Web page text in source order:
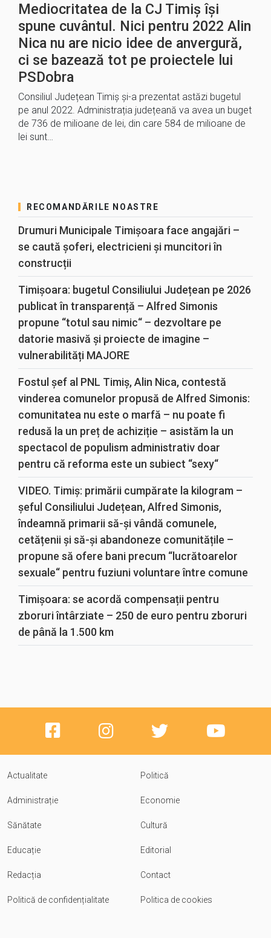
Mediocritatea de la CJ Timiș își
spune cuvântul. Nici pentru 2022 Alin
Nica nu are nicio idee de anvergură,
ci se bazează tot pe proiectele lui
PSDobra
Consiliul Județean Timiș și-a prezentat astăzi bugetul
pe anul 2022. Administrația județeană va avea un buget
de 736 de milioane de lei, din care 584 de milioane de
lei sunt…
RECOMANDĂRILE NOASTRE
Drumuri Municipale Timișoara face angajări –
se caută șoferi, electricieni și muncitori în
construcții
Timișoara: bugetul Consiliului Județean pe 2026
publicat în transparență – Alfred Simonis
propune “totul sau nimic“ – dezvoltare pe
datorie masivă și proiecte de imagine –
vulnerabilități MAJORE
Fostul șef al PNL Timiș, Alin Nica, contestă
vinderea comunelor propusă de Alfred Simonis:
comunitatea nu este o marfă – nu poate fi
redusă la un preț de achiziție – asistăm la un
spectacol de populism administrativ doar
pentru că reforma este un subiect “sexy“
VIDEO. Timiș: primării cumpărate la kilogram –
șeful Consiliului Județean, Alfred Simonis,
îndeamnă primarii să-și vândă comunele,
cetățenii și să-și abandoneze comunitățile –
propune să ofere bani precum “lucrătoarelor
sexuale“ pentru fuziuni voluntare între comune
Timișoara: se acordă compensații pentru
zboruri întârziate – 250 de euro pentru zboruri
de până la 1.500 km
Actualitate Politică
Administrație Economie
Sănătate Cultură
Educație Editorial
Redacția Contact
Politică de confidențialitate Politica de cookies